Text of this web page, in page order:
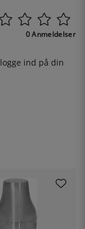
0 Anmeldelser
logge ind på din